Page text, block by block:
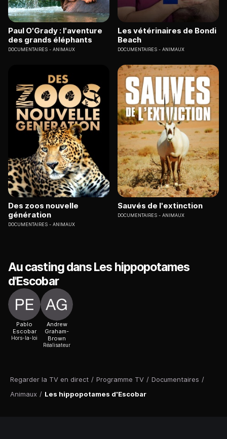
Regarder la TV en direct / Programme TV / Documentaires /
Animaux / Les hippopotames d'Escobar
Paul O'Grady : l'aventure
des grands éléphants
DOCUMENTAIRES ANIMAUX
Les vétérinaires de Bondi
Beach
DOCUMENTAIRES ANIMAUX
Des zoos nouvelle
génération
DOCUMENTAIRES ANIMAUX
Sauvés de l'extinction
DOCUMENTAIRES ANIMAUX
Au casting dans Les hippopotames
d'Escobar
Pablo
Escobar
Hors-la-loi
Andrew
Graham-
Brown
Réalisateur